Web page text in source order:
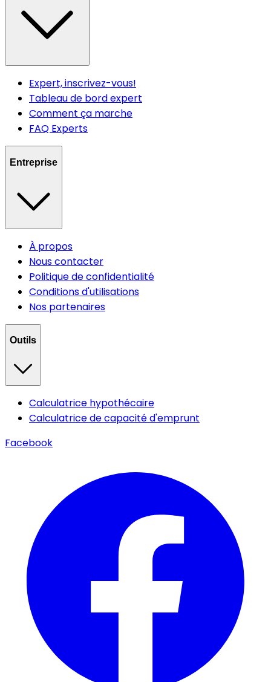
Expert, inscrivez-vous!
Tableau de bord expert
Comment ça marche
FAQ Experts
Entreprise
À propos
Nous contacter
Politique de confidentialité
Conditions d'utilisations
Nos partenaires
Outils
Calculatrice hypothécaire
Calculatrice de capacité d'emprunt
Facebook